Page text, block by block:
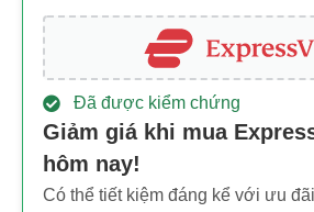
Đã được kiểm chứng
Giảm giá khi mua
hôm nay!
Có thể tiết kiệm đáng kể với ưu